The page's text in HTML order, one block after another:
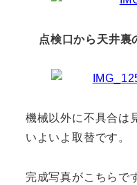
点検口から天井裏
機械以外に不具合は
いよいよ取替です。
完成写真がこちらで